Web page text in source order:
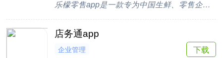
乐檬零售app是一款专为中国生鲜、零售企业提供高效管理工具和完善售后的服务平台，通过这款软件商家们可以对店铺进行营销管理，在这里商家可以了解每天的经营状况，数据分析，乐檬零售，让商家经商变得更加简单。
店务通app
企业管理
下载